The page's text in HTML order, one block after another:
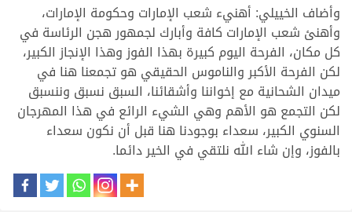
وأضاف الخييلي: أهنيء شعب الإمارات وحكومة الإمارات،
وأهنئ شعب الإمارات كافة وأبارك لجمهور هجن الرئاسة في
كل مكان، الفرحة اليوم كبيرة بهذا الفوز وهذا الإنجاز الكبير،
لكن الفرحة الأكبر والناموس الحقيقي هو تجمعنا هنا في
ميدان الشحانية مع إخواننا وأشقائنا، السبق نسبق وننسبق
لكن التجمع هو الأهم وهي الشيء الرائع في هذا المهرجان
السنوي الكبير، سعداء بوجودنا هنا قبل أن نكون سعداء
بالفوز، وإن شاء الله نلتقي في الخير دائما.